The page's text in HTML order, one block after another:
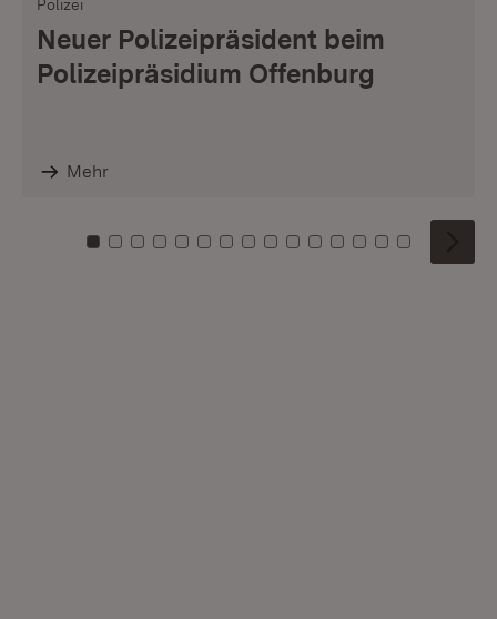
Polizei
Neuer Polizeipräsident beim
Polizeipräsidium Offenburg
Mehr
Zu Kachel: 0
Zu Kachel: 1
Zu Kachel: 2
Zu Kachel: 3
Zu Kachel: 4
Zu Kachel: 5
Zu Kachel: 6
Zu Kachel: 7
Zu Kachel: 8
Zu Kachel: 9
Zu Kachel: 10
Zu Kachel: 11
Zu Kachel: 12
Zu Kachel:
Zu